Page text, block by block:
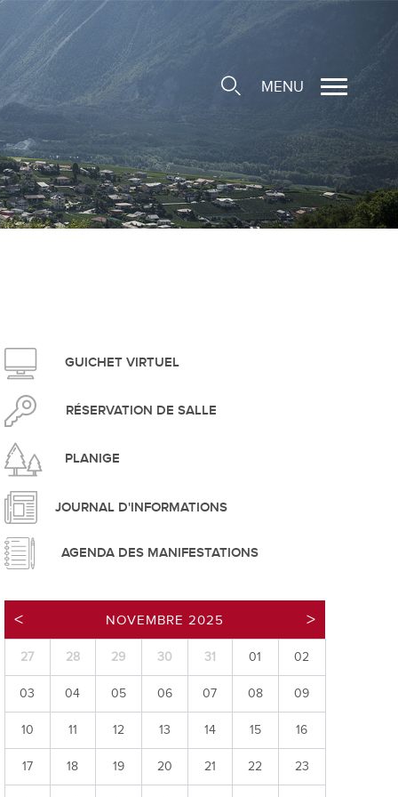
durable
d'ouverture
SIT
et service du feu
MENU
GUICHET VIRTUEL
RÉSERVATION DE SALLE
PLANIGE
JOURNAL D'INFORMATIONS
AGENDA DES MANIFESTATIONS
NOVEMBRE 2025
27 28 29 30 31 01 02
03 04 05 06 07 08 09
10 11 12 13 14 15 16
17 18 19 20 21 22 23